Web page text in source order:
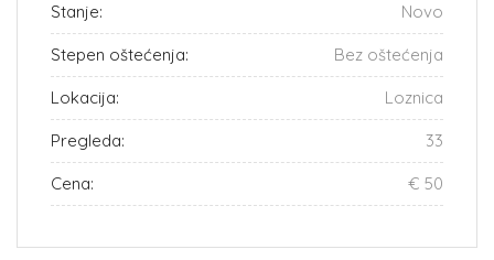
Stanje: Novo
Stepen oštećenja: Bez oštećenja
Lokacija: Loznica
Pregleda: 33
Cena: € 50